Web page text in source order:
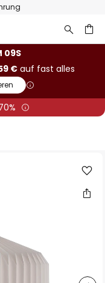
09S
€auf fast alles